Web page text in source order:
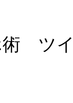
術 ツ